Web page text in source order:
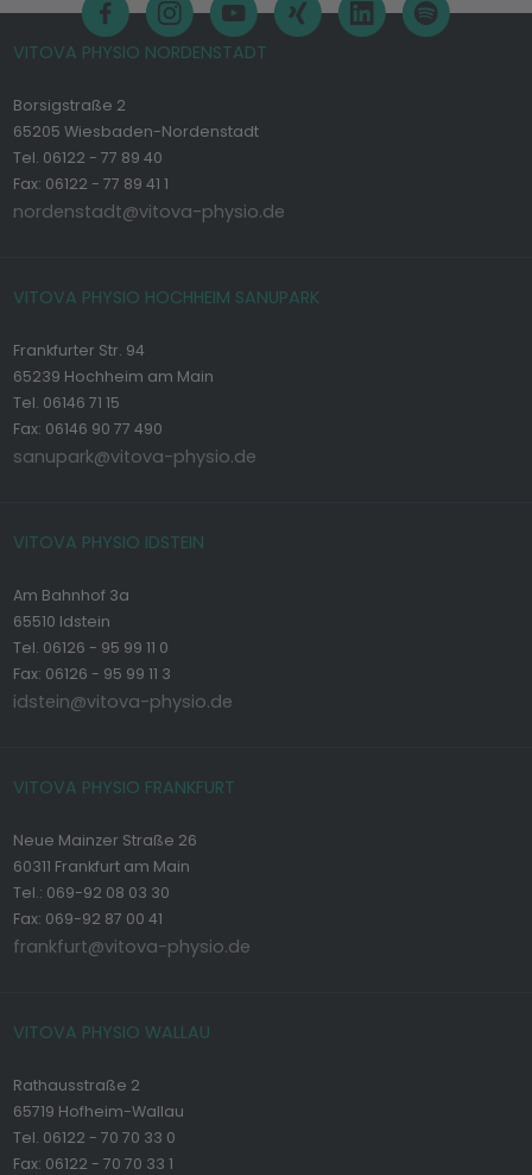
VITOVA PHYSIO NORDENSTADT
Borsigstraße 2
65205 Wiesbaden-Nordenstadt
Tel. 06122 - 77 89 40
Fax: 06122 - 77 89 41 1
nordenstadt@vitova-physio.de
VITOVA PHYSIO HOCHHEIM SANUPARK
Frankfurter Str. 94
65239 Hochheim am Main
Tel. 06146 71 15
Fax: 06146 90 77 490
sanupark@vitova-physio.de
VITOVA PHYSIO IDSTEIN
Am Bahnhof 3a
65510 Idstein
Tel. 06126 - 95 99 11 0
Fax: 06126 - 95 99 11 3
idstein@vitova-physio.de
VITOVA PHYSIO FRANKFURT
Neue Mainzer Straße 26
60311 Frankfurt am Main
Tel.: 069-92 08 03 30
Fax: 069-92 87 00 41
frankfurt@vitova-physio.de
VITOVA PHYSIO WALLAU
Rathausstraße 2
65719 Hofheim-Wallau
Tel. 06122 - 70 70 33 0
Fax: 06122 - 70 70 33 1